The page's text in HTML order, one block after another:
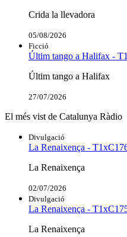
Crida la llevadora
05/08/2026
Ficció
Últim tango a Halifax -
Últim tango a Halifax
27/07/2026
El més vist de Catalunya Ràdio
Divulgació
La Renaixença -
La Renaixença
02/07/2026
Divulgació
La Renaixença -
La Renaixença